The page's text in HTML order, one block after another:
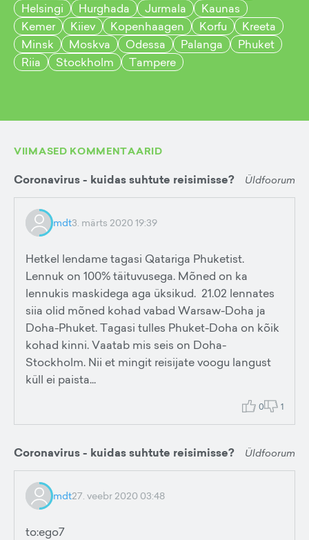
Helsingi
Hurghada Jurmala
Kaunas
Kemer
Kiiev Kopenhaagen Korfu
Kreeta
Minsk
Moskva Odessa Palanga
Phuket
Riia
Stockholm Tampere
VIIMASED KOMMENTAARID
Coronavirus - kuidas suhtute reisimisse? Üldfoorum
mdt3. märts 2020 19:39
Hetkel lendame tagasi Qatariga Phuketist.
Lennuk on 100% täituvusega. Mõned on ka
lennukis maskidega aga üksikud. 21.02 lennates
siia olid mõned kohad vabad Warsaw-Doha ja
Doha-Phuket. Tagasi tulles Phuket-Doha on kõik
kohad kinni. Vaatab mis seis on Doha-
Stockholm. Nii et mingit reisijate voogu langust
küll ei paista...
0 1
Coronavirus - kuidas suhtute reisimisse? Üldfoorum
mdt27. veebr 2020 03:48
to:ego7